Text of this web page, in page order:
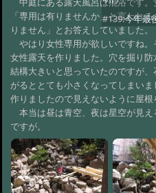
「専用は有りませんか」と言われ
りません」とお答えしていました。
やはり女性専用が欲しいですね。
女性露天を作りました。穴を掘り防
結構大きいと思っていたのですが、
がるととても小さくなってしまい
作りましたので見えないように屋根
本当は昼は青空、夜は星空が見え
ですが。
#139:今年最
#138:梅雨の
#137:梅雨の
ね
#136:野草摘
#135:子育て
#133:耀いて
#132:新しい
になりまし